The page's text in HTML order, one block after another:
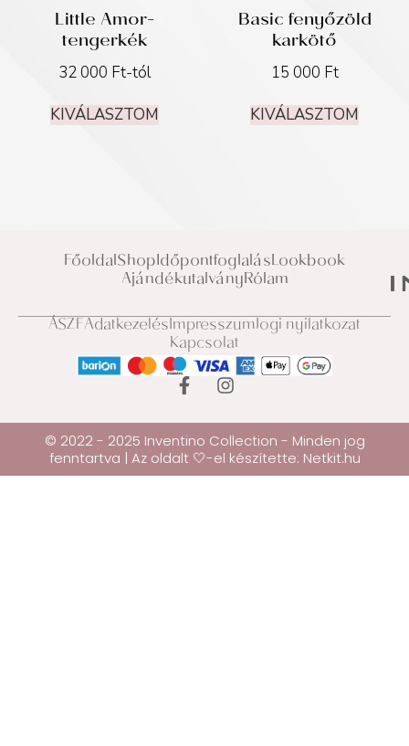
Little Amor-
tengerkék
32 000 Ft-tól
KIVÁLASZTOM
Basic fenyőzöld
karkötő
15 000 Ft
KIVÁLASZTOM
FőoldalShopIdőpontfoglalásLookbook
AjándékutalványRólam
ÁSZFAdatkezelésImpresszumJogi nyilatkozat
Kapcsolat
© 2022 - 2025 Inventino Collection - Minden jog
fenntartva | Az oldalt 🤍-el készítette: Netkit.hu